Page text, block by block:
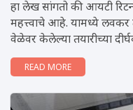
हा लेख सांगतो की आयटी
महत्त्वाचे आहे. यामध्ये लवकर
वेळेवर केलेल्या तयारीच्या
READ MORE